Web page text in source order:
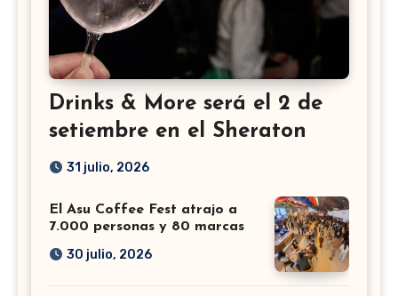
Drinks & More será el 2 de
setiembre en el Sheraton
31 julio, 2026
El Asu Coffee Fest atrajo a
7.000 personas y 80 marcas
30 julio, 2026